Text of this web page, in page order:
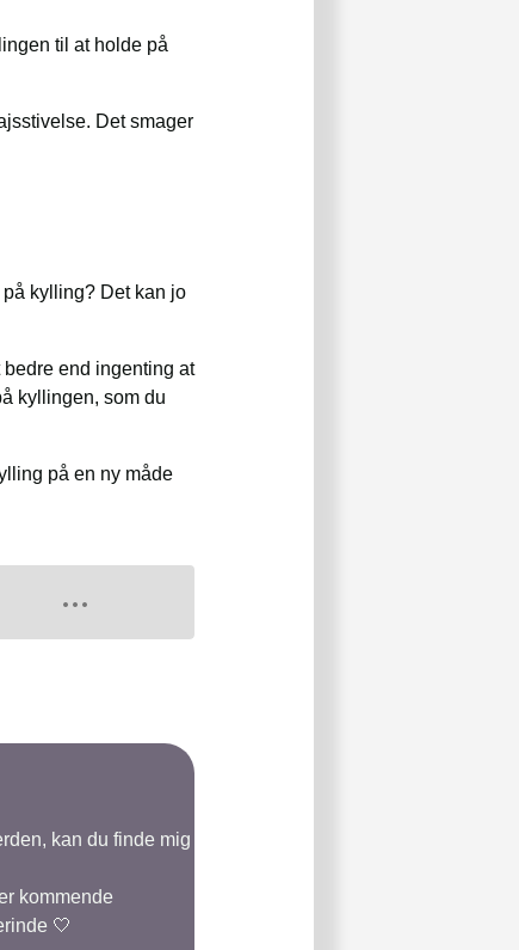
til at holde på
Det smager
kylling? Det kan jo
end ingenting at
kyllingen, som du
på en ny måde
kan du finde mig
kommende
🤍